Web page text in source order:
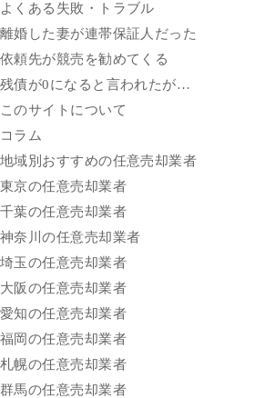
よくある失敗・トラブル
離婚した妻が連帯保証人だった
依頼先が競売を勧めてくる
残債が0になると言われたが…
このサイトについて
コラム
地域別おすすめの任意売却業者
東京の任意売却業者
千葉の任意売却業者
神奈川の任意売却業者
埼玉の任意売却業者
大阪の任意売却業者
愛知の任意売却業者
福岡の任意売却業者
札幌の任意売却業者
群馬の任意売却業者